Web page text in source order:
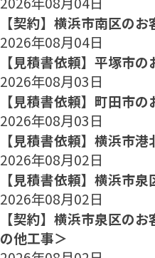
【契約】横浜市南区の
2026年08月04日
【見積書依頼】平塚市の
2026年08月03日
【見積書依頼】町田市の
2026年08月03日
【見積書依頼】横浜市
2026年08月02日
【見積書依頼】横浜市
2026年08月02日
【契約】横浜市泉区の
の他工事＞